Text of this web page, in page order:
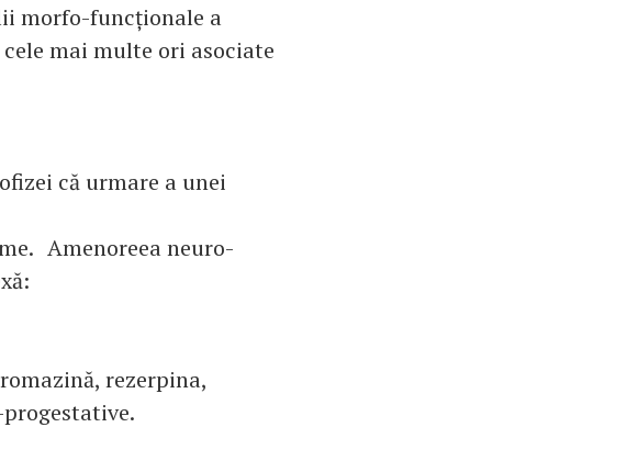
morfo-funcționale a
mai multe ori asociate
că urmare a unei
Amenoreea neuro-
rezerpina,